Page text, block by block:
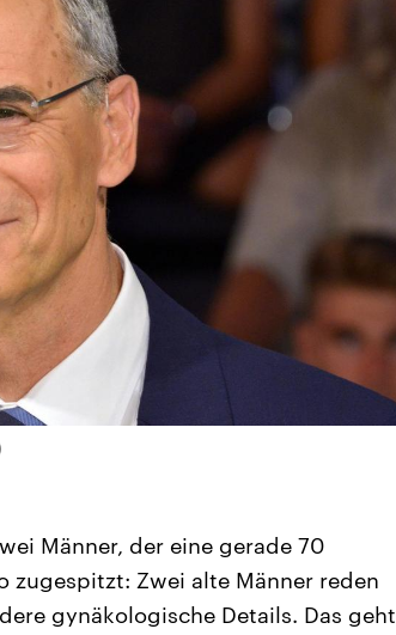
Männer, der eine gerade 70
zugespitzt: Zwei alte Männer reden
gynäkologische Details. Das geht